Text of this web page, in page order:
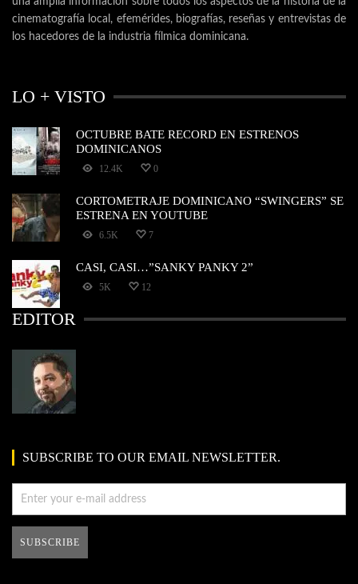
cinematografía local, efemérides, biografías, reseñas y entrevistas de
los hacedores de la industria fílmica dominicana.
LO + VISTO
OCTUBRE BATE RECORD EN ESTRENOS
DOMINICANOS
12.4K 0
CORTOMETRAJE DOMINICANO “SWINGERS” SE
ESTRENA EN YOUTUBE
6.5K 7
CASI, CASI…”SANKY PANKY 2”
5K 12
EDITOR
SUBSCRIBE TO OUR EMAIL NEWSLETTER.